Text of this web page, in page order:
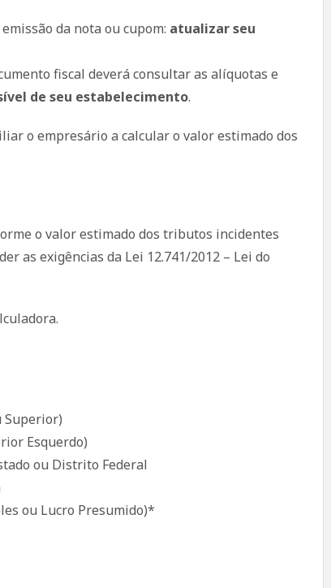
da nota ou cupom: atualizar seu
fiscal deverá consultar as alíquotas e
de seu estabelecimento.
o empresário a calcular o valor estimado dos
o valor estimado dos tributos incidentes
as exigências da Lei 12.741/2012 – Lei do
Superior)
Esquerdo)
ou Distrito Federal
ou Lucro Presumido)*